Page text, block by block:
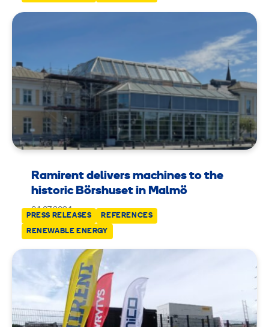
Ramirent delivers machines to the
historic Börshuset in Malmö
04.07.2024
PRESS RELEASES REFERENCES
RENEWABLE ENERGY